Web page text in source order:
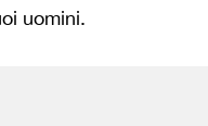
uomini.